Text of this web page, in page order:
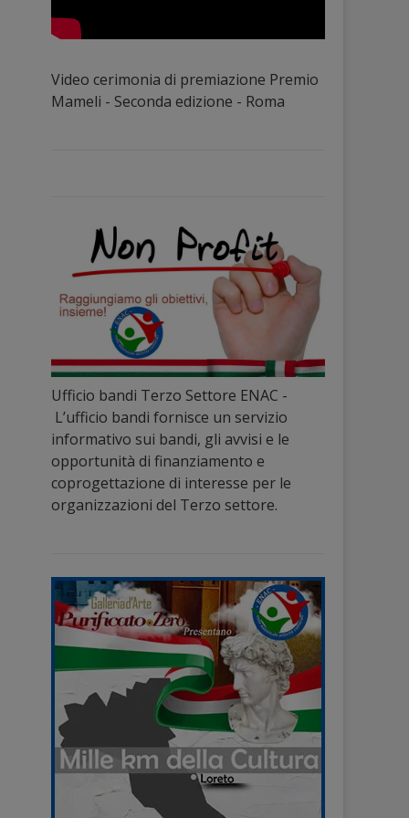
Video cerimonia di premiazione Premio
Mameli - Seconda edizione - Roma
Ufficio bandi Terzo Settore ENAC -
L’ufficio bandi fornisce un servizio
informativo sui bandi, gli avvisi e le
opportunità di finanziamento e
coprogettazione di interesse per le
organizzazioni del Terzo settore.